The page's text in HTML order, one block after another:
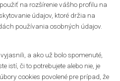
na rozšírenie vášho profilu na
údajov, ktoré držia na
používania osobných údajov.
a ako už bolo spomenuté,
istí, či to potrebujete alebo nie, je
cookies povolené pre prípad, že